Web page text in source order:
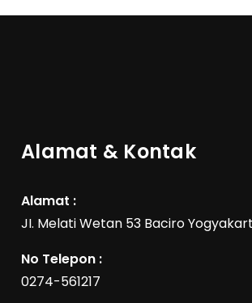
Alamat & Kontak
Alamat :
JI. Melati Wetan 53 Baciro
No Telepon :
0274-561217